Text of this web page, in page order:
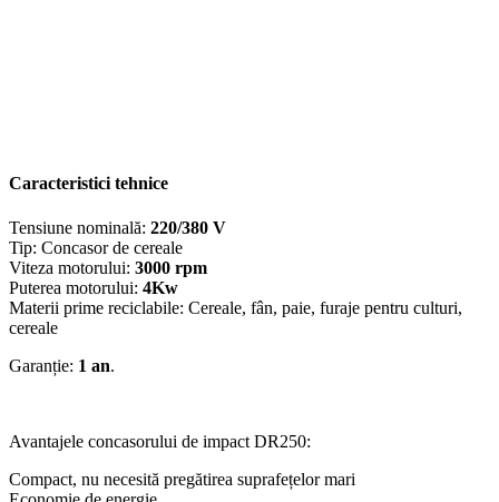
Caracteristici tehnice
Tensiune nominală: 220/380 V
Tip: Concasor de cereale
Viteza motorului: 3000 rpm
Puterea motorului: 4Kw
Materii prime reciclabile: Cereale, fân, paie, furaje pentru culturi,
cereale
Garanție: 1 an.
Avantajele concasorului de impact DR250:
Compact, nu necesită pregătirea suprafețelor mari